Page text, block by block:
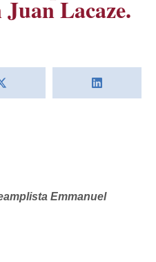
Lacaze.
Emmanuel